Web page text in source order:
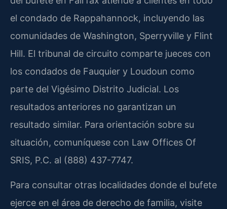
el condado de Rappahannock, incluyendo las
comunidades de Washington, Sperryville y Flint
Hill. El tribunal de circuito comparte jueces con
los condados de Fauquier y Loudoun como
parte del Vigésimo Distrito Judicial. Los
resultados anteriores no garantizan un
resultado similar. Para orientación sobre su
situación, comuníquese con Law Offices Of
SRIS, P.C. al (888) 437-7747.
Para consultar otras localidades donde el bufete
ejerce en el área de derecho de familia, visite